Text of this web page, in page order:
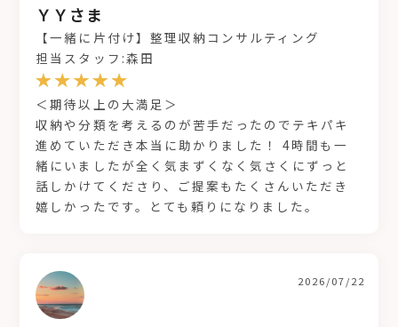
ＹＹさま
【一緒に片付け】整理収納コンサルティング
担当スタッフ:森田
＜期待以上の大満足＞
収納や分類を考えるのが苦手だったのでテキパキ
進めていただき本当に助かりました！ 4時間も一
緒にいましたが全く気まずくなく気さくにずっと
話しかけてくださり、ご提案もたくさんいただき
嬉しかったです。とても頼りになりました。
2026/07/22